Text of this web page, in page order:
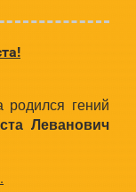
родился гений
Леванович